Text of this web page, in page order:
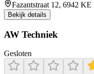
Fazantstraat 12, 6942
Bekijk details
AW Techniek
Gesloten